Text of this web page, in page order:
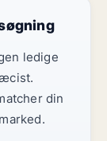
ledige
din